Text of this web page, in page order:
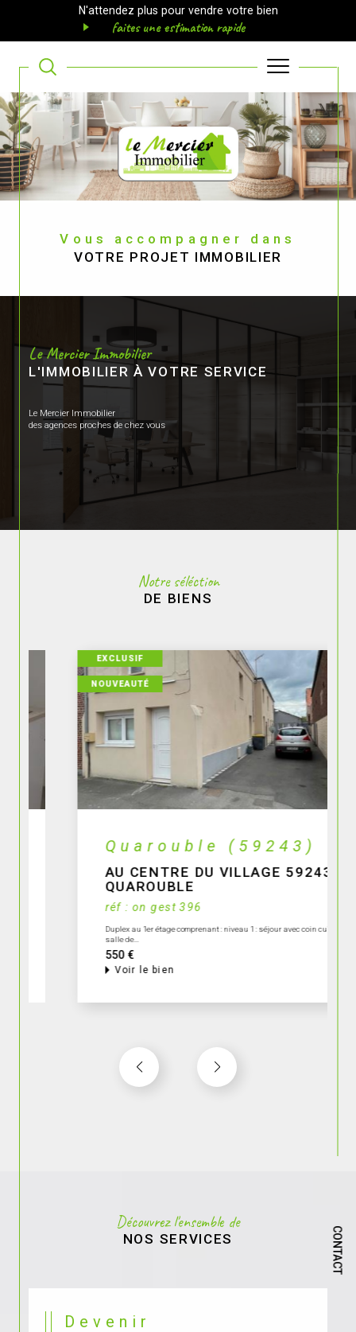
N'attendez plus pour vendre votre bien
faites une estimation rapide
CONTACT
Vous accompagner dans
VOTRE PROJET IMMOBILIER
Le Mercier Immobilier
L'IMMOBILIER À VOTRE SERVICE
Le Mercier Immobilier
des agences proches de chez vous
Notre séléction
DE BIENS
NOUVEAUTÉ
Quarouble (59243)
AU CENTRE DU VILLAGE 59243
QUAROUBLE
réf : on gest 396
Duplex au 1er étage comprenant : niveau 1 : séjour avec coin cuisine,
Voir le bien
Découvrez l'ensemble de
NOS SERVICES
Devenir